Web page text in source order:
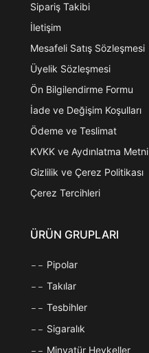
Sipariş Takibi
İletişim
Mesafeli Satış Sözleşmesi
Üyelik Sözleşmesi
Ön Bilgilendirme Formu
İade ve Değişim Koşulları
Ödeme ve Teslimat
KVKK ve Aydınlatma Metni
Gizlilik ve Çerez Politikası
Çerez Tercihleri
ÜRÜN GRUPLARI
Pipolar
Takılar
Tesbihler
Sigaralık
Minyatür Heykeller